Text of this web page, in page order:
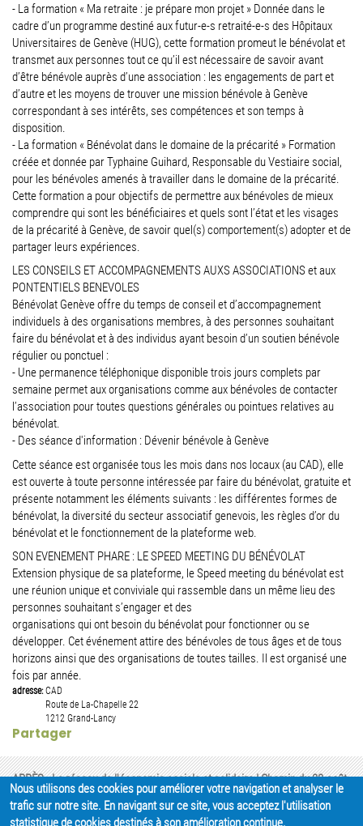
- La formation « Ma retraite : je prépare mon projet » Donnée dans le
cadre d’un programme destiné aux futur-e-s retraité-e-s des Hôpitaux
Universitaires de Genève (HUG), cette formation promeut le bénévolat et
transmet aux personnes tout ce qu’il est nécessaire de savoir avant
d’être bénévole auprès d’une association : les engagements de part et
d’autre et les moyens de trouver une mission bénévole à Genève
correspondant à ses intérêts, ses compétences et son temps à
disposition.
- La formation « Bénévolat dans le domaine de la précarité » Formation
créée et donnée par Typhaine Guihard, Responsable du Vestiaire social,
pour les bénévoles amenés à travailler dans le domaine de la précarité.
Cette formation a pour objectifs de permettre aux bénévoles de mieux
comprendre qui sont les bénéficiaires et quels sont l’état et les visages
de la précarité à Genève, de savoir quel(s) comportement(s) adopter et de
partager leurs expériences.
LES CONSEILS ET ACCOMPAGNEMENTS AUXS ASSOCIATIONS et aux
PONTENTIELS BENEVOLES
Bénévolat Genève offre du temps de conseil et d’accompagnement
individuels à des organisations membres, à des personnes souhaitant
faire du bénévolat et à des individus ayant besoin d’un soutien bénévole
régulier ou ponctuel :
- Une permanence téléphonique disponible trois jours complets par
semaine permet aux organisations comme aux bénévoles de contacter
l’association pour toutes questions générales ou pointues relatives au
bénévolat.
- Des séance d'information : Dévenir bénévole à Genève
Cette séance est organisée tous les mois dans nos locaux (au CAD), elle
est ouverte à toute personne intéressée par faire du bénévolat, gratuite et
présente notamment les éléments suivants : les différentes formes de
bénévolat, la diversité du secteur associatif genevois, les règles d’or du
bénévolat et le fonctionnement de la plateforme web.
SON EVENEMENT PHARE : LE SPEED MEETING DU BÉNÉVOLAT
Extension physique de sa plateforme, le Speed meeting du bénévolat est
une réunion unique et conviviale qui rassemble dans un même lieu des
personnes souhaitant s’engager et des
organisations qui ont besoin du bénévolat pour fonctionner ou se
développer. Cet événement attire des bénévoles de tous âges et de tous
horizons ainsi que des organisations de toutes tailles. Il est organisé une
fois par année.
adresse:CAD
Route de La-Chapelle 22
1212 Grand-Lancy
Partager
APRÈS - Le réseau de l'économie sociale et solidaire | Chemin du 23-août,
1 | CH - 1205 Genève |+41 22 807 27 97|Nous contacter
Nous utilisons des cookies pour améliorer votre navigation et analyser le
trafic sur notre site. En navigant sur ce site, vous acceptez l'utilisation
statistique de cookies destinés à son amélioration continue.